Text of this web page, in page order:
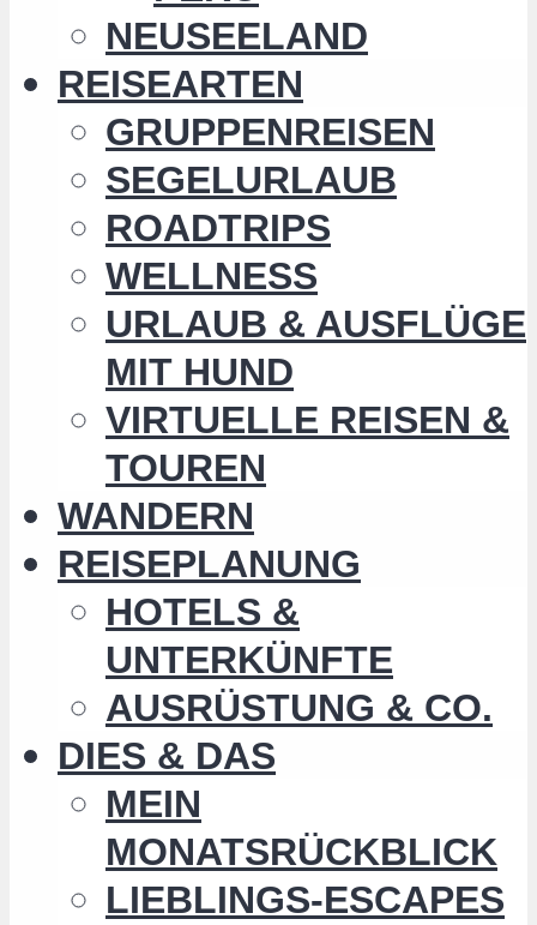
NEUSEELAND
REISEARTEN
GRUPPENREISEN
SEGELURLAUB
ROADTRIPS
WELLNESS
URLAUB & AUSFLÜGE
MIT HUND
VIRTUELLE REISEN &
TOUREN
WANDERN
REISEPLANUNG
HOTELS &
UNTERKÜNFTE
AUSRÜSTUNG & CO.
DIES & DAS
MEIN
MONATSRÜCKBLICK
LIEBLINGS-ESCAPES